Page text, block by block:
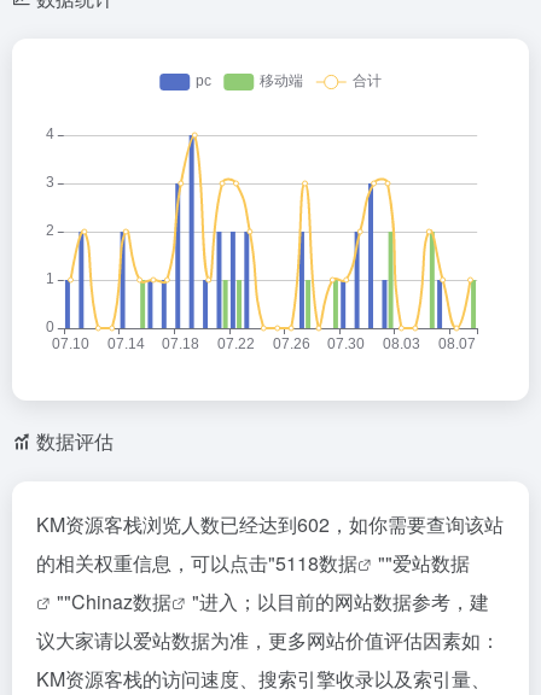
数据评估
KM资源客栈浏览人数已经达到602，如你需要查询该站
的相关权重信息，可以点击"5118数据 ""爱站数据
""Chinaz数据
"进入；以目前的网站数据参考，建
议大家请以爱站数据为准，更多网站价值评估因素如：
KM资源客栈的访问速度、搜索引擎收录以及索引量、